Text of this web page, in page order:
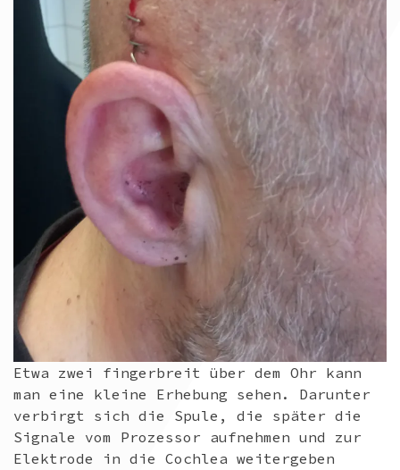
Etwa zwei fingerbreit über dem Ohr kann
man eine kleine Erhebung sehen. Darunter
verbirgt sich die Spule, die später die
Signale vom Prozessor aufnehmen und zur
Elektrode in die Cochlea weitergeben